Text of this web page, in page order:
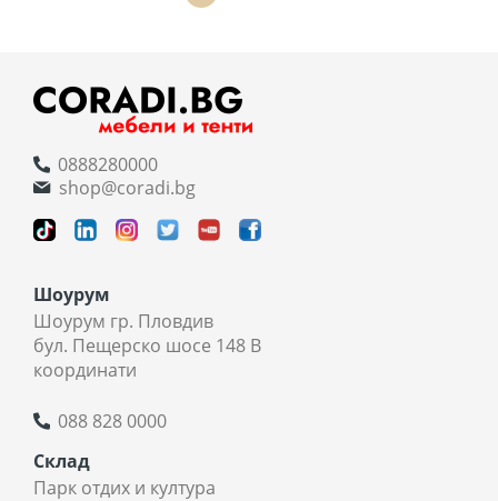
0888280000
shop@coradi.bg
Шоурум
Шоурум гр. Пловдив
бул. Пещерско шосе 148 В
координати
088 828 0000
Склад
Парк отдих и култура